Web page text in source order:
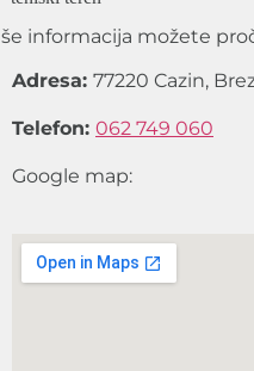
informacija možete
Adresa: 77220 Cazin,
Telefon: 062 749 060
Google map: